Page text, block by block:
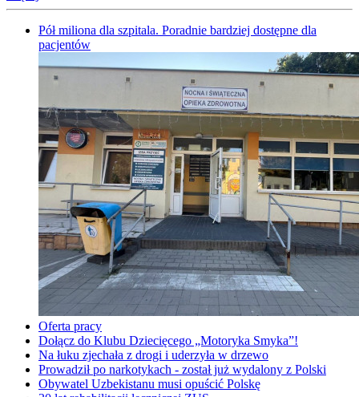
Pół miliona dla szpitala. Poradnie bardziej dostępne dla
pacjentów
Oferta pracy
Dołącz do Klubu Dziecięcego „Motoryka Smyka”!
Na łuku zjechała z drogi i uderzyła w drzewo
Prowadził po narkotykach - został już wydalony z Polski
Obywatel Uzbekistanu musi opuścić Polskę